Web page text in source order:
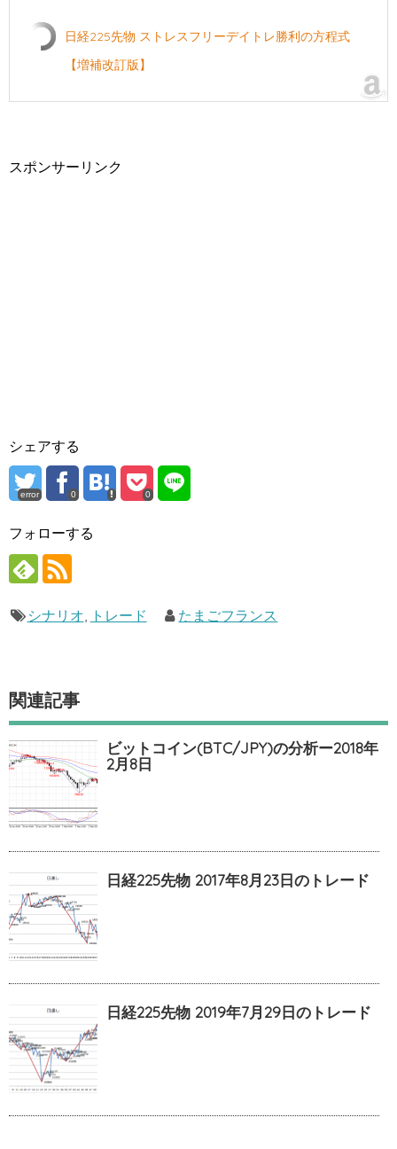
日経225先物 ストレスフリーデイトレ勝利の方程式
【増補改訂版】
スポンサーリンク
シェアする
error 0 0
フォローする
シナリオ, トレード たまごフランス
関連記事
ビットコイン(BTC/JPY)の分析ー2018年
2月8日
日経225先物 2017年8月23日のトレード
日経225先物 2019年7月29日のトレード